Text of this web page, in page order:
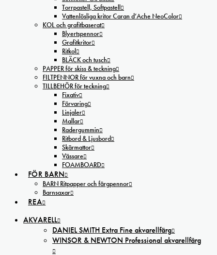
Torrpastell, Softpastell
Vattenlösliga kritor Caran d’Ache NeoColor
KOL och grafitbaserat
Blyertspennor
Grafitkritor
Ritkol
BLÄCK och tusch
PAPPER för skiss & teckning
FILTPENNOR för vuxna och barn
TILLBEHÖR för teckning
Fixativ
Förvaring
Linjaler
Mallar
Radergummin
Ritbord & Ljusbord
Skärmattor
Vässare
FOAMBOARD
FÖR BARN
BARN Ritpapper och färgpennor
Barnsaxar
REA
AKVARELL
DANIEL SMITH Extra Fine akvarellfärg
WINSOR & NEWTON Professional akvarellfärg